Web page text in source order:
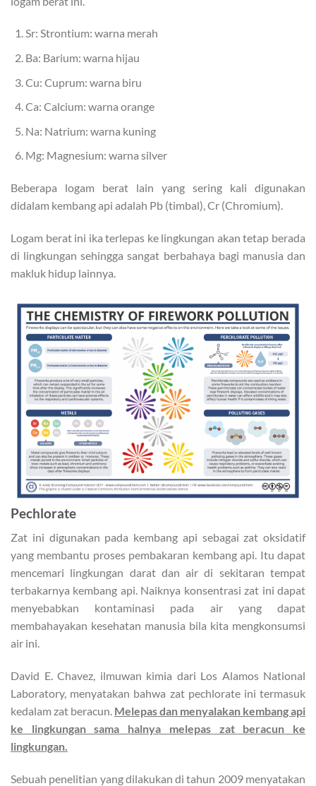
Sr: Strontium: warna merah
Ba: Barium: warna hijau
Cu: Cuprum: warna biru
Ca: Calcium: warna orange
Na: Natrium: warna kuning
Mg: Magnesium: warna silver
Beberapa logam berat lain yang sering kali digunakan
didalam kembang api adalah Pb (timbal), Cr (Chromium).
Logam berat ini ika terlepas ke lingkungan akan tetap berada
di lingkungan sehingga sangat berbahaya bagi manusia dan
makluk hidup lainnya.
Pechlorate
Zat ini digunakan pada kembang api sebagai zat oksidatif
yang membantu proses pembakaran kembang api. Itu dapat
mencemari lingkungan darat dan air di sekitaran tempat
terbakarnya kembang api. Naiknya konsentrasi zat ini dapat
menyebabkan kontaminasi pada air yang dapat
membahayakan kesehatan manusia bila kita mengkonsumsi
air ini.
David E. Chavez, ilmuwan kimia dari Los Alamos National
Laboratory, menyatakan bahwa zat pechlorate ini termasuk
kedalam zat beracun. Melepas dan menyalakan kembang api
ke lingkungan sama halnya melepas zat beracun ke
lingkungan.
Sebuah penelitian yang dilakukan di tahun 2009 menyatakan